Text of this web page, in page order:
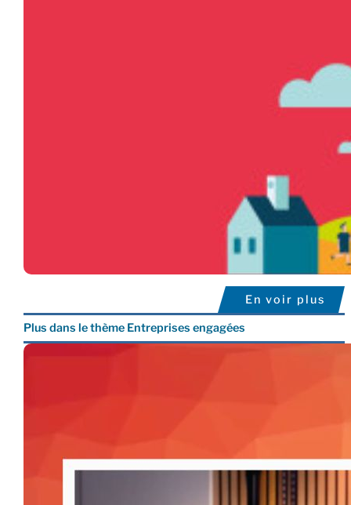
En voir plus
Plus dans le thème Entreprises engagées